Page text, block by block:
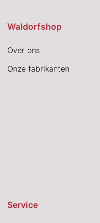
Waldorfshop
Over ons
Onze fabrikanten
Service